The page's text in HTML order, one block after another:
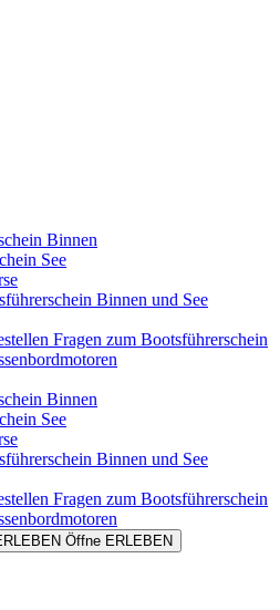
Binnen
See
Binnen und See
Fragen zum Bootsführerschein
Binnen
See
Binnen und See
Fragen zum Bootsführerschein
Öffne ERLEBEN